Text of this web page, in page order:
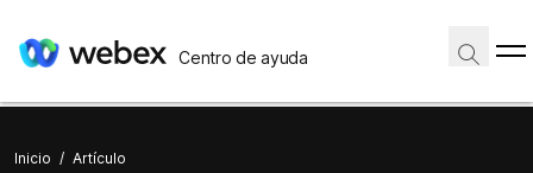
Centro de ayuda
Inicio / Artículo